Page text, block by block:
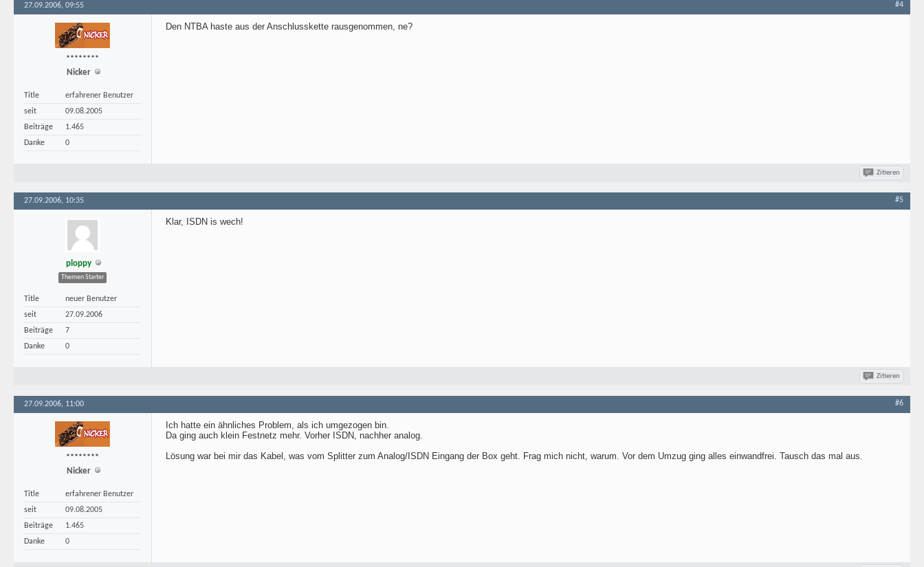
27.09.2006, 09:55 #4
********
Nicker
Title
erfahrener Benutzer
seit
09.08.2005
Beiträge
1.465
Danke
0
Den NTBA haste aus der Anschlusskette rausgenommen, ne?
Zitieren
27.09.2006, 10:35 #5
ploppy
Themen Starter
Title
neuer Benutzer
seit
27.09.2006
Beiträge
7
Danke
0
Klar, ISDN is wech!
Zitieren
27.09.2006, 11:00 #6
********
Nicker
Title
erfahrener Benutzer
seit
09.08.2005
Beiträge
1.465
Danke
0
Ich hatte ein ähnliches Problem, als ich umgezogen bin.
Da ging auch klein Festnetz mehr. Vorher ISDN, nachher analog.
Lösung war bei mir das Kabel, was vom Splitter zum Analog/ISDN Eingang der Box geht. Frag mich nicht, warum. Vor dem Umzug ging alles einwandfrei. Tausch das mal aus.